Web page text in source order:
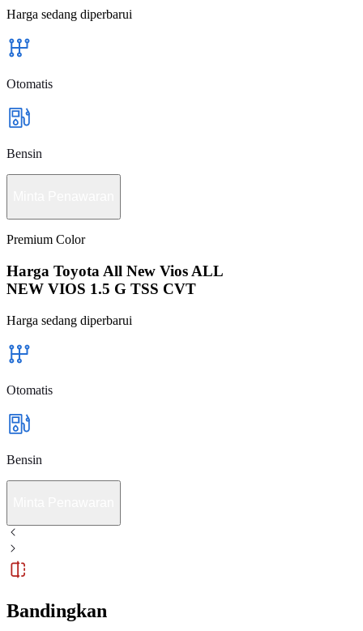
Harga sedang diperbarui
Otomatis
Bensin
Premium Color
Harga Toyota All New Vios ALL
NEW VIOS 1.5 G TSS CVT
Harga sedang diperbarui
Otomatis
Bensin
Bandingkan